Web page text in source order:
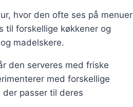
hvor den ofte ses på menuer
til forskellige køkkener og
madelskere.
den serveres med friske
med forskellige
passer til deres